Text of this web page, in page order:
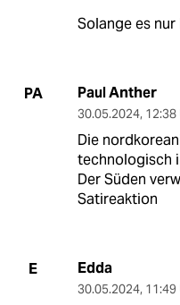
Solange es
PA Paul Anther
30.05.2024, 12:38
Die
technologisch
Der Süden
Satireaktion
E Edda
30.05.2024, 11:49